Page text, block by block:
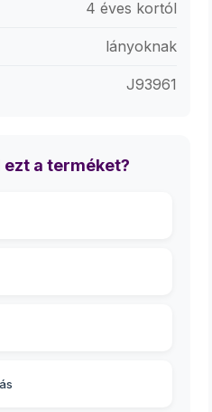
4 éves kortól
lányoknak
J93961
a terméket?